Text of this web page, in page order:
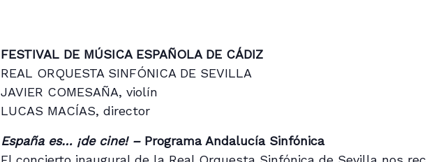
FESTIVAL DE MÚSICA ESPAÑOLA DE CÁDIZ
REAL ORQUESTA SINFÓNICA DE SEVILLA
JAVIER COMESAÑA, violín
LUCAS MACÍAS, director
España es… ¡de cine! – Programa Andalucía Sinfónica